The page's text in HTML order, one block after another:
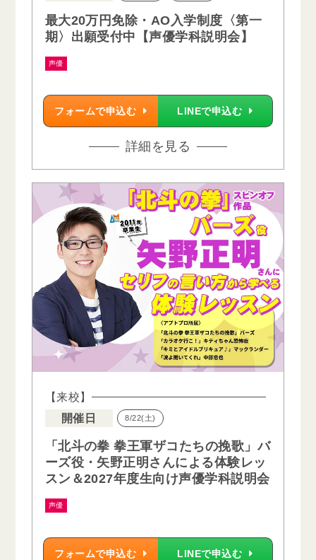
最大20万円免除・AO入学制度〈第一
期〉出願受付中【声優学科説明会】
声優
フォームで申込む LINEで申込む
詳細を見る
【来校】
開催日
8/22(土)
「北斗の拳 拳王軍ザコたちの挽歌」バ
ーズ役・矢野正明さんによる体験レッ
スン＆2027年度生向け声優学科説明会
声優
フォームで申込む LINEで申込む